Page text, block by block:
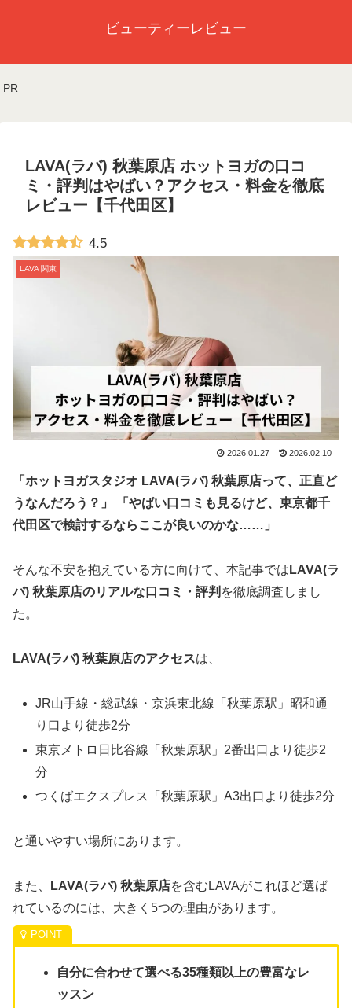
ビューティーレビュー
PR
LAVA(ラバ) 秋葉原店 ホットヨガの口コ
ミ・評判はやばい？アクセス・料金を徹底
レビュー【千代田区】
4.5
LAVA 関東
2026.01.27 2026.02.10
「ホットヨガスタジオ LAVA(ラバ) 秋葉原店って、正直ど
うなんだろう？」 「やばい口コミも見るけど、 東京都千
代田区で検討するならここが良いのかな……」
そんな不安を抱えている方に向けて、本記事では LAVA(ラ
バ) 秋葉原店のリアルな口コミ・評判 を徹底調査しまし
た。
LAVA(ラバ) 秋葉原店のアクセスは、
JR山手線・総武線・京浜東北線「秋葉原駅」昭和通
り口より徒歩2分
東京メトロ日比谷線「秋葉原駅」2番出口より徒歩2
分
つくばエクスプレス「秋葉原駅」A3出口より徒歩2分
と通いやすい場所にあります。
また、 LAVA(ラバ) 秋葉原店を含むLAVAがこれほど選ば
れているのには、大きく5つの理由があります。
自分に合わせて選べる35種類以上の豊富なレ
ッスン